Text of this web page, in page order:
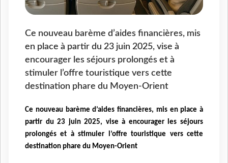
Ce nouveau barème d’aides financières, mis
en place à partir du 23 juin 2025, vise à
encourager les séjours prolongés et à
stimuler l’offre touristique vers cette
destination phare du Moyen-Orient
Ce nouveau barème d’aides financières, mis en place à
partir du 23 juin 2025, vise à encourager les séjours
prolongés et à stimuler l’offre touristique vers cette
destination phare du Moyen-Orient